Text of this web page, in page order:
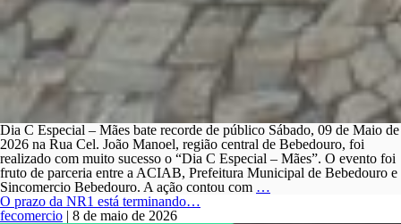
Dia C Especial – Mães bate recorde de público Sábado, 09 de Maio de
2026 na Rua Cel. João Manoel, região central de Bebedouro, foi
realizado com muito sucesso o “Dia C Especial – Mães”. O evento foi
fruto de parceria entre a ACIAB, Prefeitura Municipal de Bebedouro e
Sincomercio Bebedouro. A ação contou com …
O prazo da NR1 está terminando…
fecomercio | 8 de maio de 2026